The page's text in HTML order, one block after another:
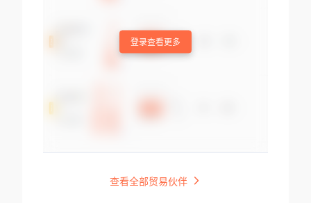
登录查看更多
查看全部贸易伙伴